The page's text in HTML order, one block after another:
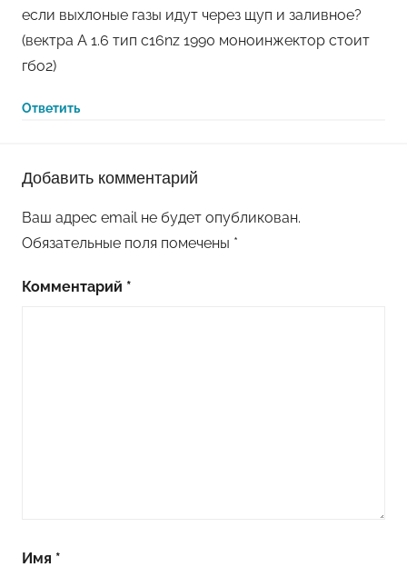
если выхлоные газы идут через щуп и заливное?
(вектра А 1.6 тип c16nz 1990 моноинжектор стоит
гбо2)
Ответить
Добавить комментарий
Ваш адрес email не будет опубликован.
Обязательные поля помечены *
Комментарий *
Имя *